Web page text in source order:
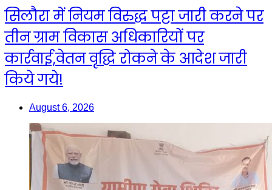
सिलौरा में नियम विरुद्ध पट्टा जारी करने पर
तीन ग्राम विकास अधिकारियों पर
कार्रवाई,वेतन वृद्धि रोकने के आदेश जारी
किये गये!
August 6, 2026